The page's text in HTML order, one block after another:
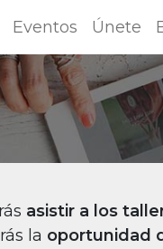
Eventos Únete
asistir a los
la oportunidad